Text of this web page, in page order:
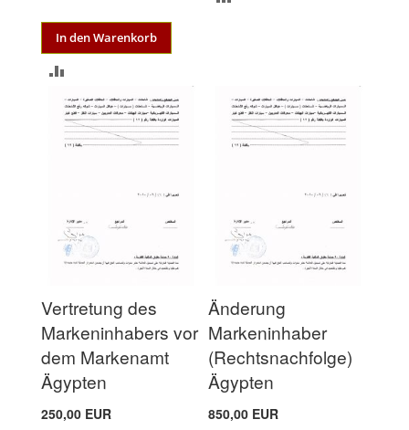
In den Warenkorb
VERGLEICHSLISTE
HINZUFÜGEN
Vertretung des
Markeninhabers vor
dem Markenamt
Ägypten
250,00 EUR
Änderung
Markeninhaber
(Rechtsnachfolge)
Ägypten
850,00 EUR